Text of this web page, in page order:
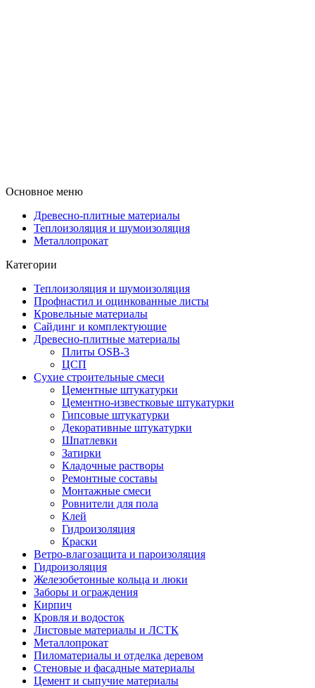
Основное меню
Древесно-плитные материалы
Теплоизоляция и шумоизоляция
Металлопрокат
Категории
Теплоизоляция и шумоизоляция
Профнастил и оцинкованные листы
Кровельные материалы
Сайдинг и комплектующие
Древесно-плитные материалы
Плиты OSB-3
ЦСП
Сухие строительные смеси
Цементные штукатурки
Цементно-известковые штукатурки
Гипсовые штукатурки
Декоративные штукатурки
Шпатлевки
Затирки
Кладочные растворы
Ремонтные составы
Монтажные смеси
Ровнители для пола
Клей
Гидроизоляция
Краски
Ветро-влагозащита и пароизоляция
Гидроизоляция
Железобетонные кольца и люки
Заборы и ограждения
Кирпич
Кровля и водосток
Листовые материалы и ЛСТК
Металлопрокат
Пиломатериалы и отделка деревом
Стеновые и фасадные материалы
Цемент и сыпучие материалы